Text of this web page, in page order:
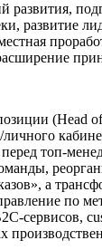
развития,
развитие
(Head
топ-
а
по
сервисов,